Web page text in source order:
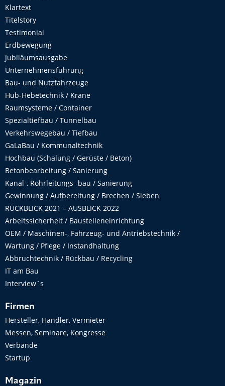
Klartext
Titelstory
Testimonial
Erdbewegung
Jubiläumsausgabe
Unternehmensführung
Bau- und Nutzfahrzeuge
Hub-Hebetechnik / Krane
Raumsysteme / Container
Spezialtiefbau / Tunnelbau
Verkehrswegebau / Tiefbau
GaLaBau / Kommunaltechnik
Hochbau (Schalung / Gerüste / Beton)
Betonbearbeitung / Sanierung
Kanal-, Rohrleitungs- bau / Sanierung
Gewinnung / Aufbereitung / Brechen / Sieben
RÜCKBLICK 2021 – AUSBLICK 2022
Arbeitssicherheit / Baustelleneinrichtung
OEM / Maschinen-, Fahrzeug- und Antriebstechnik /
Wartung / Pflege / Instandhaltung
Abbruchtechnik / Rückbau / Recycling
IT am Bau
Interview´s
Firmen
Hersteller, Händler, Vermieter
Messen, Seminare, Kongresse
Verbände
Startup
Magazin